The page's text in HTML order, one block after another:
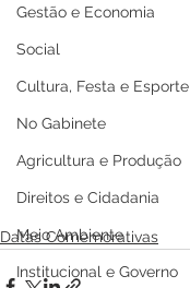
Gestão e Economia
Social
Cultura, Festa e Esporte
No Gabinete
Agricultura e Produção
Direitos e Cidadania
Meio Ambiente
Institucional e Governo
Datas Comemorativas